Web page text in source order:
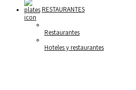
RESTAURANTES
Restaurantes
Hoteles y restaurantes